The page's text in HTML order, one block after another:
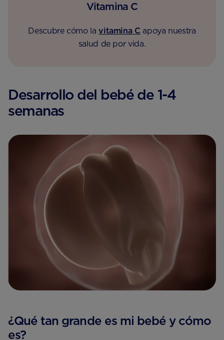
Vitamina C
Descubre cómo lavitamina C apoya nuestra
salud de por vida.
Desarrollo del bebé de 1-4
semanas
¿Qué tan grande es mi bebé y cómo
es?